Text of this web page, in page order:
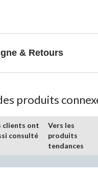
& Retours
produits
clients ont
consulté
Vers les
produits
tendances